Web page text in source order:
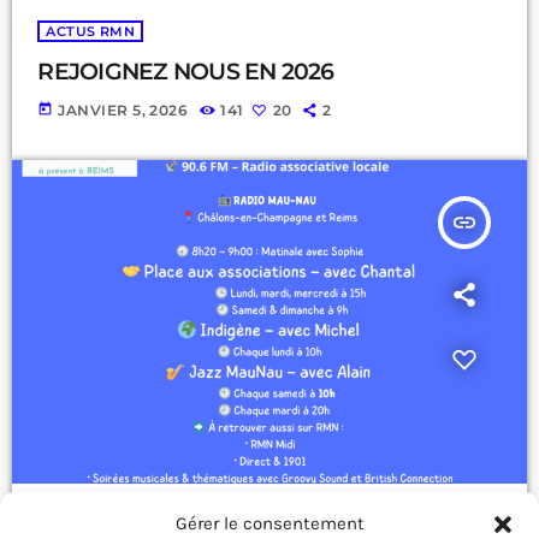
Gérer le consentement
ACTUS RMN
REJOIGNEZ NOUS EN 2026
today JANVIER 5, 2026 141 20 2
insert_link
ACTUS EMISSIONS